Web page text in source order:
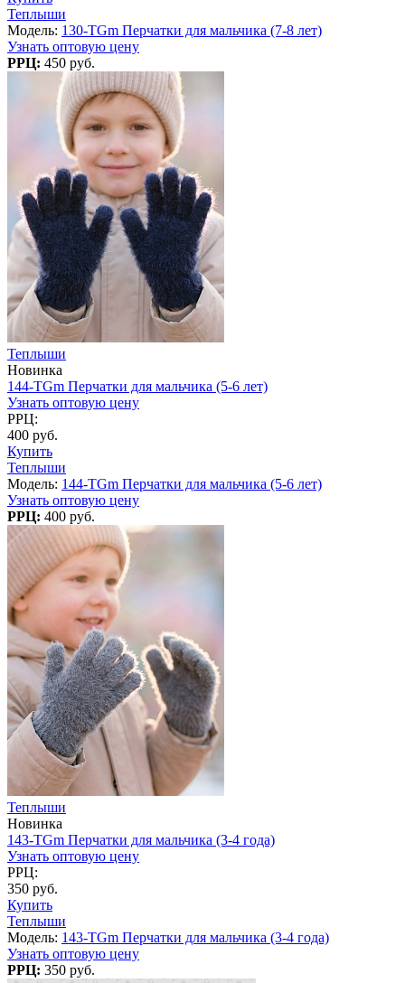
Теплыши
Модель: 130-TGm Перчатки для мальчика (7-8 лет)
Узнать оптовую цену
РРЦ: 450 руб.
Теплыши
Новинка
144-TGm Перчатки для мальчика (5-6 лет)
Узнать оптовую цену
РРЦ:
400 руб.
Купить
Теплыши
Модель: 144-TGm Перчатки для мальчика (5-6 лет)
Узнать оптовую цену
РРЦ: 400 руб.
Теплыши
Новинка
143-TGm Перчатки для мальчика (3-4 года)
Узнать оптовую цену
РРЦ:
350 руб.
Купить
Теплыши
Модель: 143-TGm Перчатки для мальчика (3-4 года)
Узнать оптовую цену
РРЦ: 350 руб.